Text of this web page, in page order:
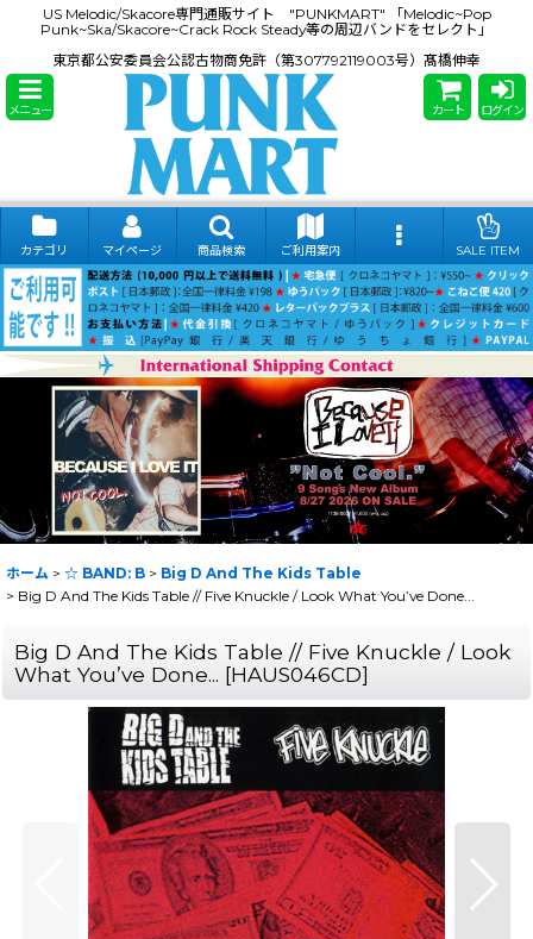
US Melodic/Skacore専門通販サイト "PUNKMART" 「Melodic~Pop
Punk~Ska/Skacore~Crack Rock Steady等の周辺バンドをセレクト」
東京都公安委員会公認古物商免許（第307792119003号）髙橋伸幸
メニュー カート ログイン
カテゴリ マイページ 商品検索 ご利用案内 SALE ITEM
ホーム > ☆ BAND: B > Big D And The Kids Table
> Big D And The Kids Table // Five Knuckle ‎/ Look What You’ve Done...
Big D And The Kids Table // Five Knuckle ‎/ Look
What You’ve Done... [HAUS046CD]